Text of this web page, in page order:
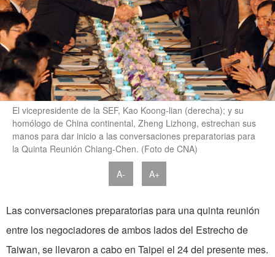
El vicepresidente de la SEF, Kao Koong-lian (derecha); y su
homólogo de China continental, Zheng Lizhong, estrechan sus
manos para dar inicio a las conversaciones preparatorias para
la Quinta Reunión Chiang-Chen. (Foto de CNA)
A- A+
Las conversaciones preparatorias para una quinta reunión
entre los negociadores de ambos lados del Estrecho de
Taiwan, se llevaron a cabo en Taipei el 24 del presente mes.